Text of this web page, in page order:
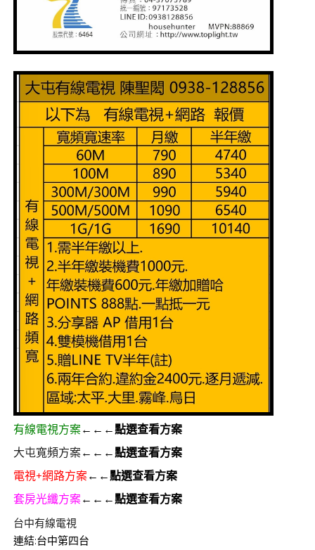
有線電視方案←←←點選查看方案
大屯寬頻方案←←←點選查看方案
電視+網路方案←←點選查看方案
套房光纖方案←←←點選查看方案
台中有線電視
連結:台中第四台